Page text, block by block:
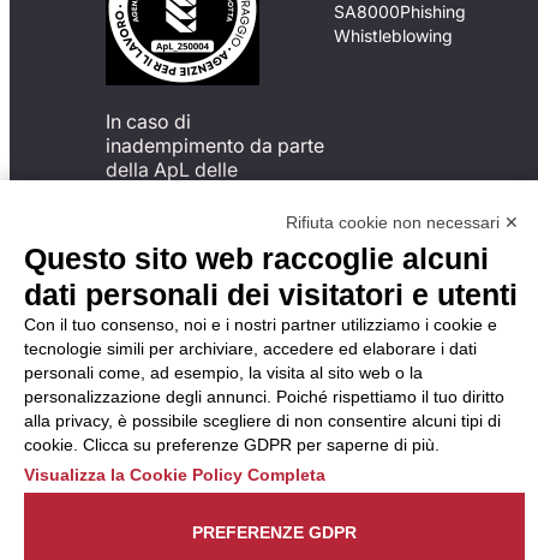
In caso di
inadempimento da parte
della ApL delle
del Codice di Condotta, è
possibile presentare un
reclamo
all’Organismo di
Monitoraggio utilizzando
una delle modalità
descritte al seguente
indirizzo web
https://odm-
agenzielavoro.it/reclami/ .
SA8000Phishing
Whistleblowing
Rifiuta cookie non necessari ✕
Questo sito web raccoglie alcuni
dati personali dei visitatori e utenti
Con il tuo consenso, noi e i nostri partner utilizziamo i cookie e
tecnologie simili per archiviare, accedere ed elaborare i dati
personali come, ad esempio, la visita al sito web o la
personalizzazione degli annunci. Poiché rispettiamo il tuo diritto
alla privacy, è possibile scegliere di non consentire alcuni tipi di
cookie. Clicca su preferenze GDPR per saperne di più.
Visualizza la Cookie Policy Completa
PREFERENZE GDPR